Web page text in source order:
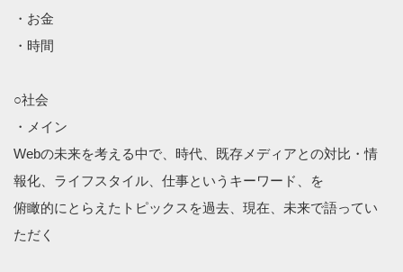
・お金
・時間
○社会
・メイン
Webの未来を考える中で、時代、既存メディアとの対比・情
報化、ライフスタイル、仕事というキーワード、を
俯瞰的にとらえたトピックスを過去、現在、未来で語ってい
ただく